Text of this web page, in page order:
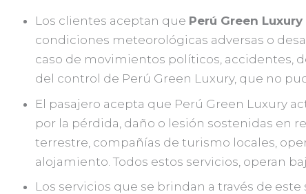
Los clientes aceptan que Perú Green Luxury
condiciones meteorológicas adversas o
caso de movimientos políticos, accidentes,
del control de Perú Green Luxury, que no
El pasajero acepta que Perú Green Luxury
por la pérdida, daño o lesión sostenidas en
terrestre, compañías de turismo locales,
alojamiento. Todos estos servicios, operan
Los servicios que se brindan a través de